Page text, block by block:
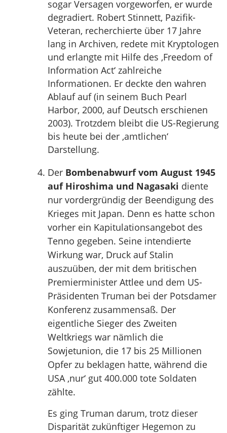
sogar Versagen vorgeworfen, er wurde
degradiert. Robert Stinnett, Pazifik-
Veteran, recherchierte über 17 Jahre
lang in Archiven, redete mit Kryptologen
und erlangte mit Hilfe des ‚Freedom of
Information Act‘ zahlreiche
Informationen. Er deckte den wahren
Ablauf auf (in seinem Buch Pearl
Harbor, 2000, auf Deutsch erschienen
2003). Trotzdem bleibt die US-Regierung
bis heute bei der ‚amtlichen‘
Darstellung.
Der Bombenabwurf vom August 1945
auf Hiroshima und Nagasaki diente
nur vordergründig der Beendigung des
Krieges mit Japan. Denn es hatte schon
vorher ein Kapitulationsangebot des
Tenno gegeben. Seine intendierte
Wirkung war, Druck auf Stalin
auszuüben, der mit dem britischen
Premierminister Attlee und dem US-
Präsidenten Truman bei der Potsdamer
Konferenz zusammensaß. Der
eigentliche Sieger des Zweiten
Weltkriegs war nämlich die
Sowjetunion, die 17 bis 25 Millionen
Opfer zu beklagen hatte, während die
USA ‚nur‘ gut 400.000 tote Soldaten
zählte.
Es ging Truman darum, trotz dieser
Disparität zukünftiger Hegemon zu